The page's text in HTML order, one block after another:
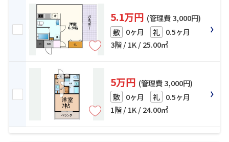
5.1万円 (管理費 3,000円)
敷 0ヶ月 礼 0.5ヶ月
3階 / 1K / 25.00㎡
5万円 (管理費 3,000円)
敷 0ヶ月 礼 0.5ヶ月
1階 / 1K / 24.00㎡